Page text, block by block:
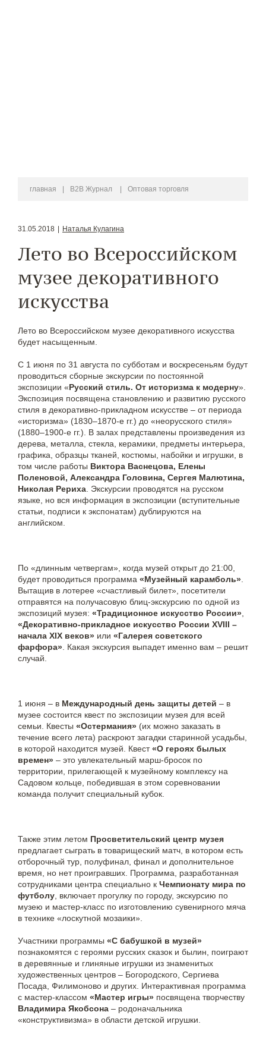
главная B2B Журнал Оптовая торговля
31.05.2018 Наталья Кулагина
Лето во Всероссийском
музее декоративного
искусства
Лето во Всероссийском музее декоративного искусства
будет насыщенным.
С 1 июня по 31 августа по субботам и воскресеньям будут
проводиться сборные экскурсии по постоянной
экспозиции «Русский стиль. От историзма к модерну».
Экспозиция посвящена становлению и развитию русского
стиля в декоративно-прикладном искусстве – от периода
«историзма» (1830–1870-е гг.) до «неорусского стиля»
(1880–1900-е гг.). В залах представлены произведения из
дерева, металла, стекла, керамики, предметы интерьера,
графика, образцы тканей, костюмы, набойки и игрушки, в
том числе работы Виктора Васнецова, Елены
Поленовой, Александра Головина, Сергея Малютина,
Николая Рериха . Экскурсии проводятся на русском
языке, но вся информация в экспозиции (вступительные
статьи, подписи к экспонатам) дублируются на
английском.
По «длинным четвергам», когда музей открыт до 21:00,
будет проводиться программа «Музейный карамболь»
Вытащив в лотерее «счастливый билет», посетители
отправятся на получасовую блиц-экскурсию по одной из
экспозиций музея: «Традиционное искусство России»
«Декоративно-прикладное искусство России XVIII –
начала XIX веков» или «Галерея советского
фарфора» . Какая экскурсия выпадет именно вам – решит
случай.
1 июня – в Международный день защиты детей – в
музее состоится квест по экспозиции музея для всей
семьи. Квесты «Остермания» (их можно заказать в
течение всего лета) раскроют загадки старинной усадьбы,
в которой находится музей. Квест«О героях былых
времен» – это увлекательный марш-бросок по
территории, прилегающей к музейному комплексу на
Садовом кольце, победившая в этом соревновании
команда получит специальный кубок.
Также этим летом Просветительский центр музея
предлагает сыграть в товарищеский матч, в котором есть
отборочный тур, полуфинал, финал и дополнительное
время, но нет проигравших. Программа, разработанная
сотрудниками центра специально к Чемпионату мира по
футболу , включает прогулку по городу, экскурсию по
музею и мастер-класс по изготовлению сувенирного мяча
в технике «лоскутной мозаики».
Участники программы «С бабушкой в музей»
познакомятся с героями русских сказок и былин, поиграют
в деревянные и глиняные игрушки из знаменитых
художественных центров – Богородского, Сергиева
Посада, Филимоново и других. Интерактивная программа
с мастер-классом «Мастер игры» посвящена творчеству
Владимира Якобсона – родоначальника
«конструктивизма» в области детской игрушки.